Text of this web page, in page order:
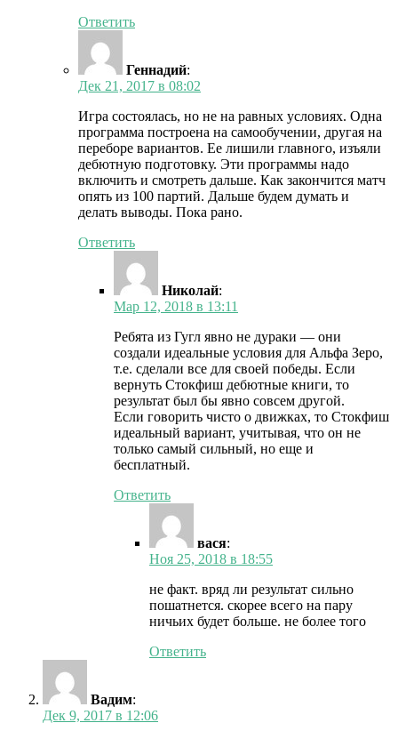
Ответить
Геннадий:
Дек 21, 2017 в 08:02
Игра состоялась, но не на равных условиях. Одна
программа построена на самообучении, другая на
переборе вариантов. Ее лишили главного, изъяли
дебютную подготовку. Эти программы надо
включить и смотреть дальше. Как закончится матч
опять из 100 партий. Дальше будем думать и
делать выводы. Пока рано.
Ответить
Николай:
Мар 12, 2018 в 13:11
Ребята из Гугл явно не дураки — они
создали идеальные условия для Альфа Зеро,
т.е. сделали все для своей победы. Если
вернуть Стокфиш дебютные книги, то
результат был бы явно совсем другой.
Если говорить чисто о движках, то Стокфиш
идеальный вариант, учитывая, что он не
только самый сильный, но еще и
бесплатный.
Ответить
вася:
Ноя 25, 2018 в 18:55
не факт. вряд ли результат сильно
пошатнется. скорее всего на пару
ничьих будет больше. не более того
Ответить
Вадим:
Дек 9, 2017 в 12:06